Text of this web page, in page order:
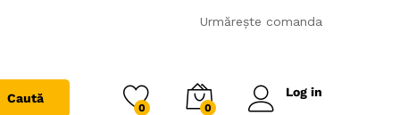
Urmărește comanda
Caută
0 0
Log in